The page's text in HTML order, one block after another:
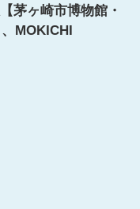
茅ヶ崎市博物館・
MOKICHI